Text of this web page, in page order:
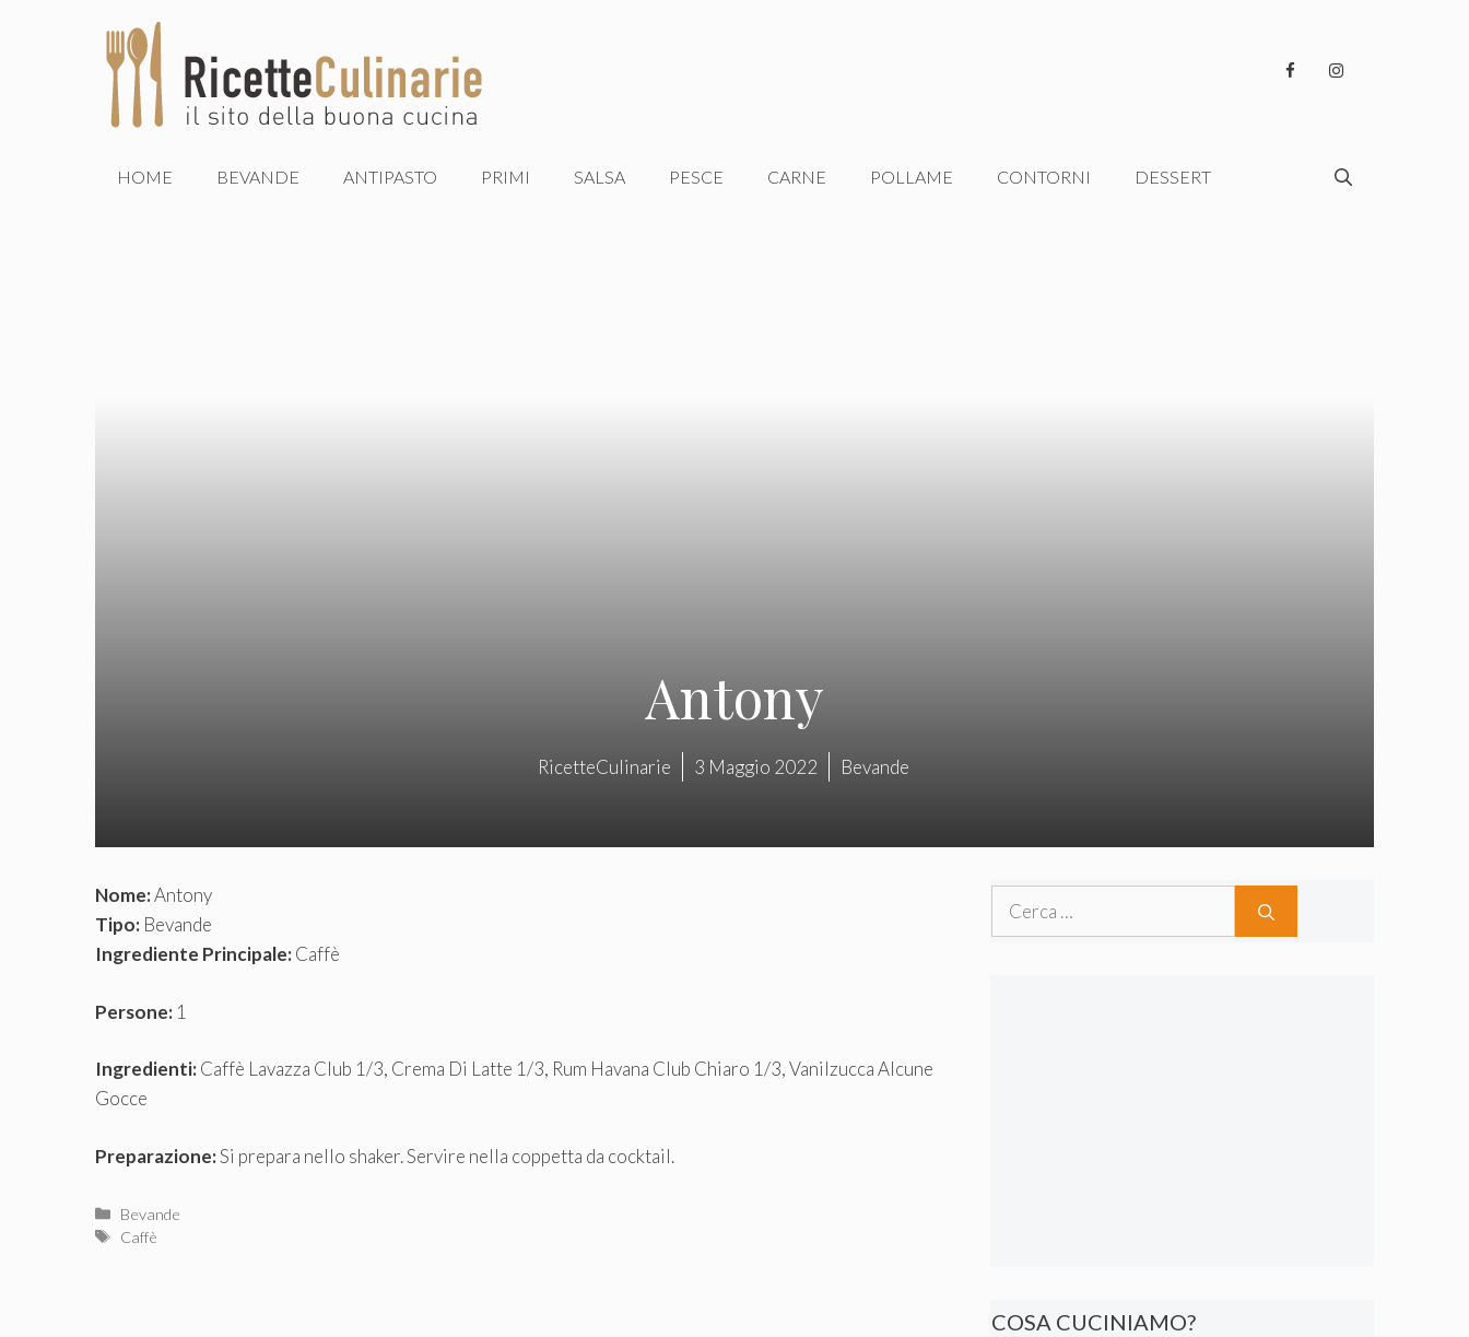
HOME BEVANDE ANTIPASTO PRIMI SALSA PESCE CARNE POLLAME CONTORNI DESSERT
Antony
RicetteCulinarie 3 Maggio 2022 Bevande
Nome:Antony
Tipo: Bevande
Ingrediente Principale:Caffè
Persone: 1
Ingredienti:Caffè Lavazza Club 1/3, Crema Di Latte 1/3, Rum Havana Club Chiaro 1/3, Vanilzucca Alcune
Gocce
Preparazione:Si prepara nello shaker. Servire nella coppetta da cocktail.
Categorie
Bevande
Tag
Caffè
Ricerca
COSA CUCINIAMO?